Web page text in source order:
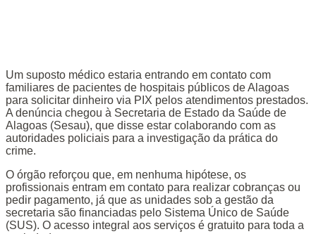
Um suposto médico estaria entrando em contato com
familiares de pacientes de hospitais públicos de Alagoas
para solicitar dinheiro via PIX pelos atendimentos prestados.
A denúncia chegou à Secretaria de Estado da Saúde de
Alagoas (Sesau), que disse estar colaborando com as
autoridades policiais para a investigação da prática do
crime.
O órgão reforçou que, em nenhuma hipótese, os
profissionais entram em contato para realizar cobranças ou
pedir pagamento, já que as unidades sob a gestão da
secretaria são financiadas pelo Sistema Único de Saúde
(SUS). O acesso integral aos serviços é gratuito para toda a